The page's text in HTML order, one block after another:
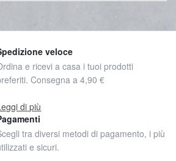
veloce
e ricevi a casa i tuoi prodotti
Consegna a 4,90 €
di più
tra diversi metodi di pagamento, i più
e sicuri.